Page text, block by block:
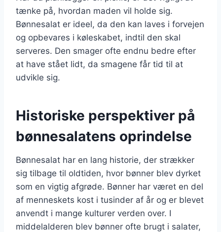
tænke på, hvordan maden vil holde sig.
Bønnesalat er ideel, da den kan laves i forvejen
og opbevares i køleskabet, indtil den skal
serveres. Den smager ofte endnu bedre efter
at have stået lidt, da smagene får tid til at
udvikle sig.
Historiske perspektiver på
bønnesalatens oprindelse
Bønnesalat har en lang historie, der strækker
sig tilbage til oldtiden, hvor bønner blev dyrket
som en vigtig afgrøde. Bønner har været en del
af menneskets kost i tusinder af år og er blevet
anvendt i mange kulturer verden over. I
middelalderen blev bønner ofte brugt i salater,